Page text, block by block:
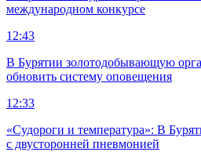
международном конкурсе
12:43
В Бурятии золотодобывающую
обновить систему оповещения
12:33
«Судороги и температура»: В
с двусторонней пневмонией